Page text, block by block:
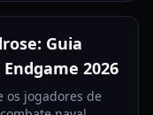
Guia
2026
os jogadores de